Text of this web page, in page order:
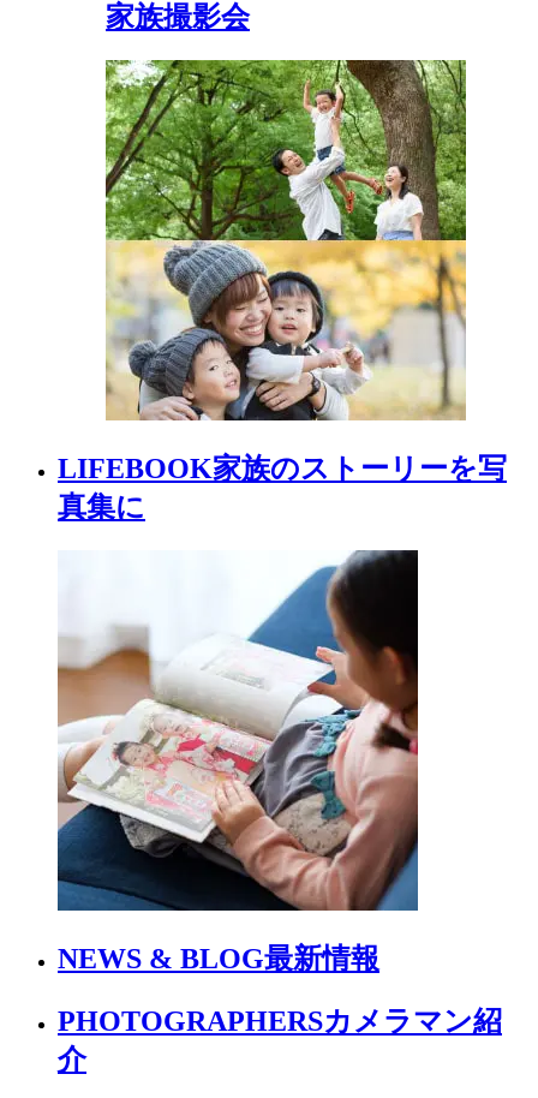
家族撮影会
LIFEBOOK家族のストーリーを写
真集に
NEWS & BLOG最新情報
PHOTOGRAPHERSカメラマン紹
介